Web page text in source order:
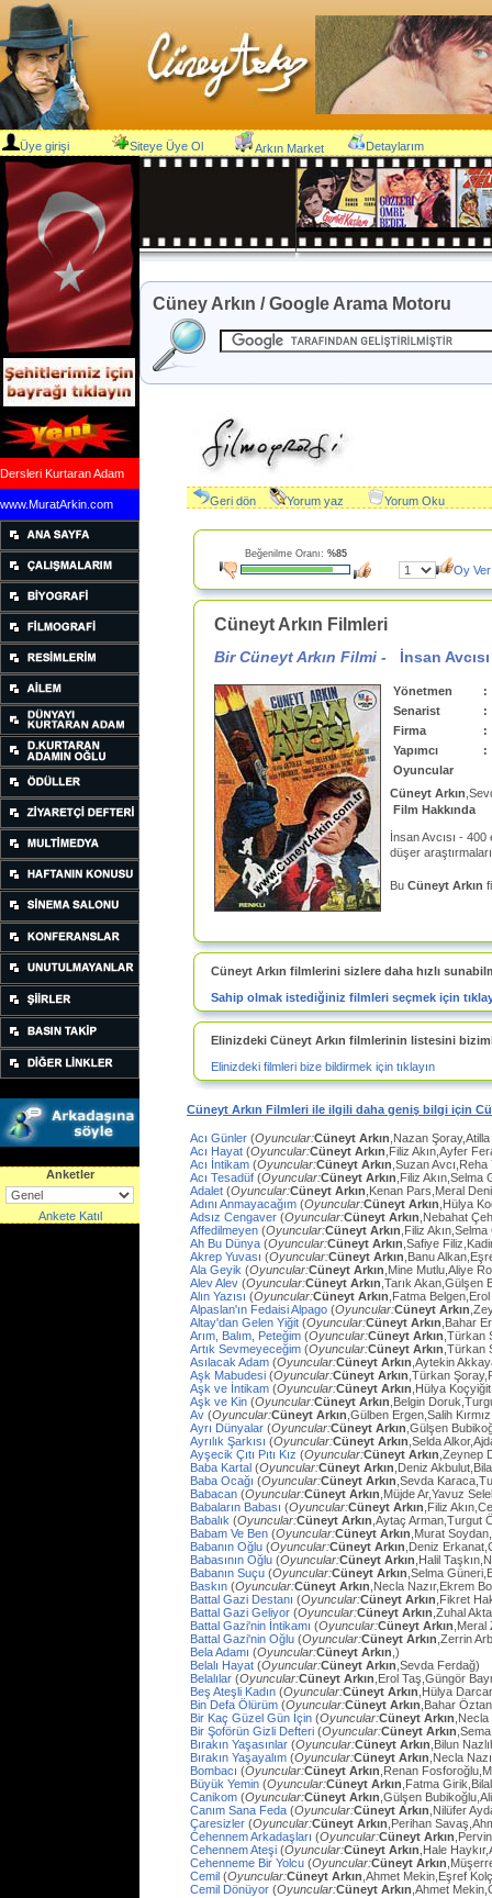
Üye girişi Siteye Üye Ol Arkın Market Detaylarım
Dersleri Kurtaran Adam
www.MuratArkin.com
Anketler
Ankete Katıl
Cüney Arkın / Google Arama Motoru
Geri dön Yorum yaz Yorum Oku
Beğenilme Oranı: %85
Oy Ver
Cüneyt Arkın Filmleri
Bir Cüneyt Arkın Filmi - İnsan Avcısı
Yönetmen
:
Senarist
:
Firma
:
Yapımcı
:
Oyuncular
Cüneyt Arkın
Film Hakkında
İnsan Avcısı - 400
düşer
Bu Cüneyt Arkın
Cüneyt Arkın filmlerini sizlere daha hızlı
Sahip olmak istediğiniz filmleri seçmek için
Elinizdeki Cüneyt Arkın filmlerinin listesini
Elinizdeki filmleri bize bildirmek için tıklayın
Cüneyt Arkın Filmleri ile ilgili daha geniş bilgi için
Acı Günler (Oyuncular:Cüneyt Arkın ,Nazan
Acı Hayat (Oyuncular:Cüneyt Arkın ,Filiz Akın,Ayfer
Acı İntikam (Oyuncular:Cüneyt Arkın ,Suzan
Acı Tesadüf (Oyuncular:Cüneyt Arkın ,Filiz Akın,Selma
Adalet (Oyuncular:Cüneyt Arkın ,Kenan Pars,Meral
Adını Anmayacağım (Oyuncular:Cüneyt Arkın ,Hülya
Adsız Cengaver (Oyuncular:Cüneyt Arkın ,Nebahat
Affedilmeyen (Oyuncular:Cüneyt Arkın ,Filiz
Ah Bu Dünya (Oyuncular:Cüneyt Arkın ,Safiye
Akrep Yuvası (Oyuncular:Cüneyt Arkın ,Banu
Ala Geyik (Oyuncular:Cüneyt Arkın ,Mine Mutlu,Aliye
Alev Alev (Oyuncular:Cüneyt Arkın ,Tarık Akan,Gülşen
Alın Yazısı (Oyuncular:Cüneyt Arkın ,Fatma
Alpaslan'ın Fedaisi Alpago (Oyuncular:Cüneyt Arkın
Altay'dan Gelen Yiğit (Oyuncular:Cüneyt Arkın ,Bahar
Arım, Balım, Peteğim (Oyuncular:Cüneyt Arkın ,Türkan
Artık Sevmeyeceğim (Oyuncular:Cüneyt Arkın ,Türkan
Asılacak Adam (Oyuncular:Cüneyt Arkın ,Aytekin
Aşk Mabudesi (Oyuncular:Cüneyt Arkın ,Türkan
Aşk ve İntikam (Oyuncular:Cüneyt Arkın ,Hülya
Aşk ve Kin (Oyuncular:Cüneyt Arkın ,Belgin
Av (Oyuncular:Cüneyt Arkın ,Gülben Ergen,Salih
Ayrı Dünyalar (Oyuncular:Cüneyt Arkın ,Gülşen
Ayrılık Şarkısı (Oyuncular:Cüneyt Arkın ,Selda
Ayşecik Çıtı Pıtı Kız (Oyuncular:Cüneyt Arkın ,Zeynep
Baba Kartal (Oyuncular:Cüneyt Arkın ,Deniz
Baba Ocağı (Oyuncular:Cüneyt Arkın ,Sevda
Babacan (Oyuncular:Cüneyt Arkın ,Müjde Ar,Yavuz
Babaların Babası (Oyuncular:Cüneyt Arkın ,Filiz
Babalık (Oyuncular:Cüneyt Arkın ,Aytaç Arman,Turgut
Babam Ve Ben (Oyuncular:Cüneyt Arkın ,Murat
Babanın Oğlu (Oyuncular:Cüneyt Arkın ,Deniz
Babasının Oğlu (Oyuncular:Cüneyt Arkın ,Halil
Babanın Suçu (Oyuncular:Cüneyt Arkın ,Selma
Baskın (Oyuncular:Cüneyt Arkın ,Necla Nazır,Ekrem
Battal Gazi Destanı (Oyuncular:Cüneyt Arkın ,Fikret
Battal Gazi Geliyor (Oyuncular:Cüneyt Arkın ,Zuhal
Battal Gazi'nin İntikamı (Oyuncular:Cüneyt Arkın
Battal Gazi'nin Oğlu (Oyuncular:Cüneyt Arkın ,Zerrin
Bela Adamı (Oyuncular:Cüneyt Arkın ,)
Belalı Hayat (Oyuncular:Cüneyt Arkın ,Sevda Ferdağ)
Belalılar (Oyuncular:Cüneyt Arkın ,Erol Taş,Güngör
Beş Ateşli Kadın (Oyuncular:Cüneyt Arkın ,Hülya
Bin Defa Ölürüm (Oyuncular:Cüneyt Arkın ,Bahar
Bir Kaç Güzel Gün İçin (Oyuncular:Cüneyt Arkın
Bir Şoförün Gizli Defteri (Oyuncular:Cüneyt Arkın
Bırakın Yaşasınlar (Oyuncular:Cüneyt Arkın ,Bilun
Bırakın Yaşayalım (Oyuncular:Cüneyt Arkın ,Necla
Bombacı (Oyuncular:Cüneyt Arkın ,Renan
Büyük Yemin (Oyuncular:Cüneyt Arkın ,Fatma
Canikom (Oyuncular:Cüneyt Arkın ,Gülşen
Canım Sana Feda (Oyuncular:Cüneyt Arkın ,Nilüfer
Çaresizler (Oyuncular:Cüneyt Arkın ,Perihan
Cehennem Arkadaşları (Oyuncular:Cüneyt Arkın
Cehennem Ateşi (Oyuncular:Cüneyt Arkın ,Hale
Cehenneme Bir Yolcu (Oyuncular:Cüneyt Arkın
Cemil (Oyuncular:Cüneyt Arkın ,Ahmet Mekin,Eşref
Cemil Dönüyor (Oyuncular:Cüneyt Arkın ,Ahmet